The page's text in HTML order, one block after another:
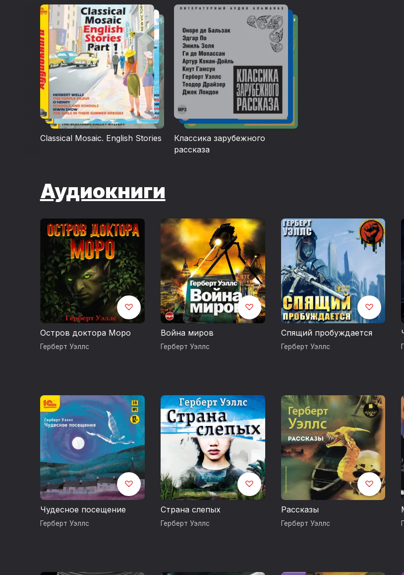
и социальными прогнозами, более 30 брошюр на темы о
обществе, вооружении, национализме, всеобщем мире и
детей и автобиографию.
Его первой попыткой в художественном роде был
(The Time Machine, 1895) — о путешествии изобретателя
будущее. Затем последовали Остров доктора Моро (The
1896), Человек-невидимка (The Invisible Man, 1897),
of the Worlds, 1898), Первые люди на Луне (The First Men
рассказывавшие, соответственно, о пересадке
зверям, о невидимости, вторжении марсиан на землю и
Эти романы обеспечили писателю славу самого
экспериментатора в жанре научной фантастики и
сделать правдоподобным самый дерзкий вымысел.
повторяется во всех книгах Уэллса, однако его
безграничный, сокрушила Вторая мировая война, после
отчаянию и в книге Разум на краю своей натянутой
Tether, 1945) предсказал вымирание человечества.
В более «литературных» своих произведениях писатель
незаурядный талант в изображении характеров и
приправляет повествование юмором, однако порою
рассуждения о науке, лекции о всех мыслимых и
отклики на злободневные события, так что, по его
некоторые из его сочинений содержат составляющие,
долговечность; в числе таковых Любовь и господин
Lewisham, 1900), Киппс (Kipps, 1905), Анн-Вероника (Ann
Britling Sees It Through, 1916), Джоан и Питер (Joan and
Уильяма Клиссолда (The World of William Clissold, 1926),
иной степени автобиографичны. Уэллс признавался, что
в которой заявлены самые существенные идеи его
со своими жизнями? (What Are We to Do With Our Lives?
своим трудом считал Труд, богатство и счастье рода
Work, Wealth, and Happiness of Mankind, 1932). Однако к
кругам он пробился благодаря книге Очерк истории
1920), долгие годы остававшейся в списках
Уэллс жил в Лондоне и на Ривьере, часто выступал с
путешествовал, был дважды женат. Умер Уэллс в Лондоне
Classical Mosaic. English Stories
Классика зарубежного
рассказа
Аудиокниги
Остров доктора Моро
Герберт Уэллс
Война миров
Герберт Уэллс
Спящий пробуждается
Герберт Уэллс
Чудесное посещение
Герберт Уэллс
Страна слепых
Герберт Уэллс
Рассказы
Герберт Уэллс